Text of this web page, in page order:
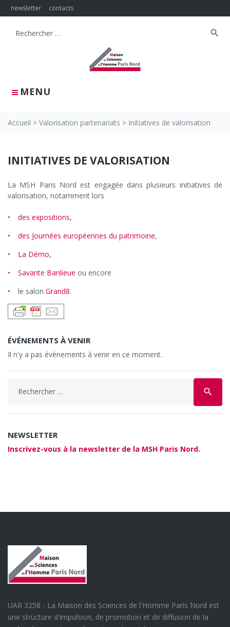
Skip
to
newsletter contacts
MENU
Search
search
Accueil > Valorisation partenariats > Initiatives de valorisation
Initiatives
de
valorisation
INITIATIVES DE VALORISATION
La MSH Paris Nord est engagée dans plusieurs initiatives de
valorisation, notamment lors
des expositions,
des Journées européennes du patrimoine,
La Démo,
Savante Banlieue ou encore
le salon Grand8.
ÉVÉNEMENTS À VENIR
Il n'y a pas évènements à venir en ce moment.
search
NEWSLETTER
Inscrivez-vous à la newsletter de la MSH Paris Nord.
UAR 3258 - La Maison des Sciences de l'Homme Paris Nord est
une structure d'impulsion, de promotion et de diffusion de la